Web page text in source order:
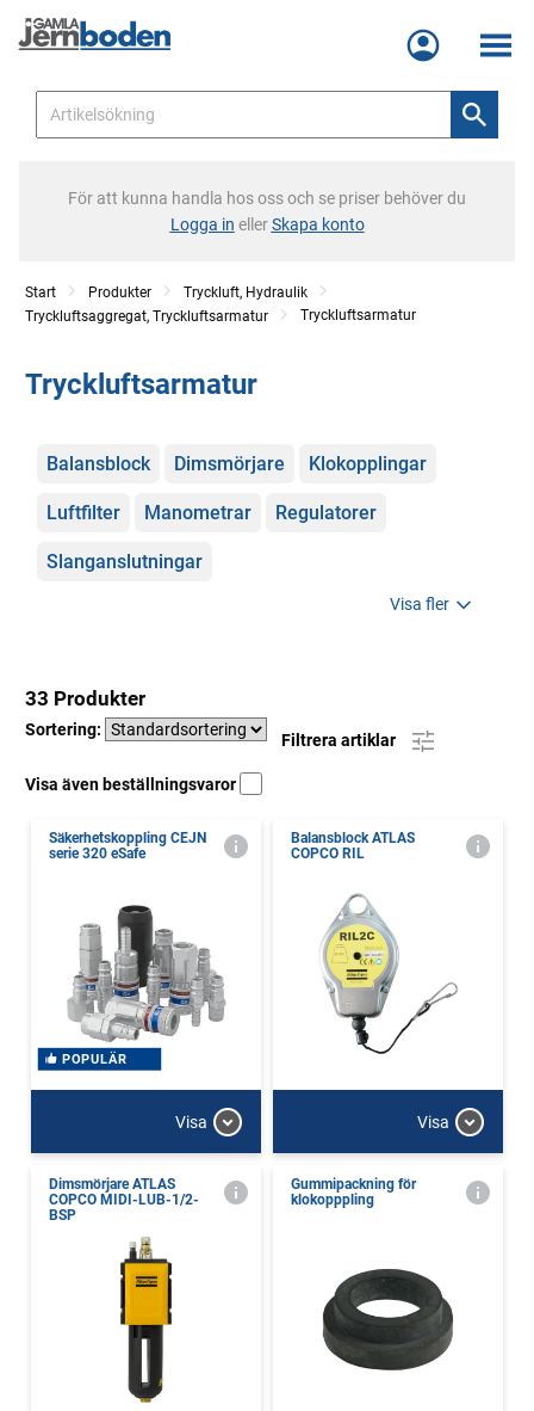
Meny
För att kunna handla hos oss och se priser behöver du
Logga in ellerSkapa konto
Start Produkter
Tryckluft, Hydraulik
Tryckluftsaggregat, Tryckluftsarmatur
Tryckluftsarmatur
Tryckluftsarmatur
Kategorier
Balansblock Dimsmörjare Klokopplingar
Luftfilter Manometrar Regulatorer
Slanganslutningar
Visa fler
33 Produkter
Sortering:
Filtrera artiklar
Visa även beställningsvaror
Säkerhetskoppling CEJN
serie 320 eSafe
POPULÄR
Visa
Balansblock ATLAS
COPCO RIL
Visa
Dimsmörjare ATLAS
COPCO MIDI-LUB-1/2-
BSP
Gummipackning för
klokopppling